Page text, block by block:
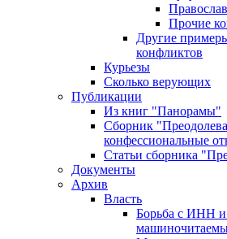
Прочие
Другие
конфликтов
Курьезы
Сколько верующих
Публикации
Из книг "Панорамы"
Сборник
конфессиональные
Статьи сборника
Документы
Архив
Власть
Борьба с ИНН